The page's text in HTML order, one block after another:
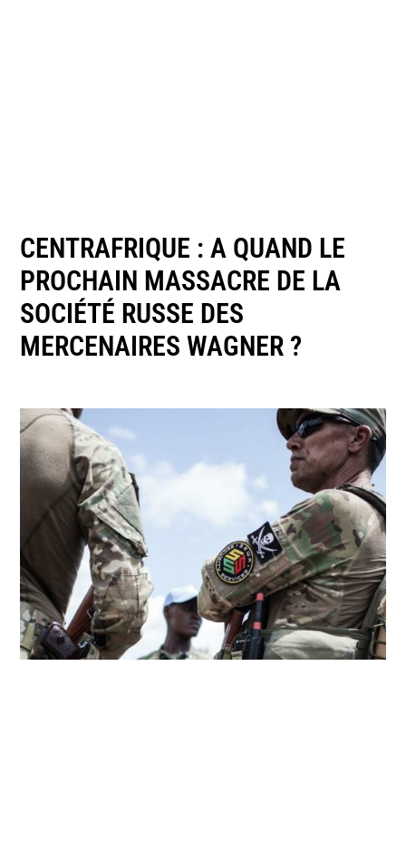
CENTRAFRIQUE : A QUAND LE
PROCHAIN MASSACRE DE LA
SOCIÉTÉ RUSSE DES
MERCENAIRES WAGNER ?